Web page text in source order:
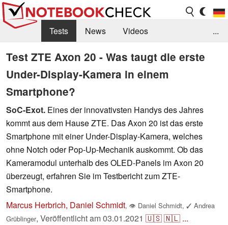
Tests News
Videos
Benchmarks & Tech
Externe Tests
Kaufberatung
Deals Suche
Jobs
Forum
...
Test ZTE Axon 20 - Was taugt die erste
Under-Display-Kamera in einem
Smartphone?
SoC-Exot. Eines der innovativsten Handys des Jahres
kommt aus dem Hause ZTE. Das Axon 20 ist das erste
Smartphone mit einer Under-Display-Kamera, welches
ohne Notch oder Pop-Up-Mechanik auskommt. Ob das
Kameramodul unterhalb des OLED-Panels im Axon 20
überzeugt, erfahren Sie im Testbericht zum ZTE-
Smartphone.
Marcus Herbrich, Daniel Schmidt, 👁 Daniel Schmidt, ✓ Andrea
Grüblinger, Veröffentlicht am03.01.2021 🇺🇸🇳🇱 ...